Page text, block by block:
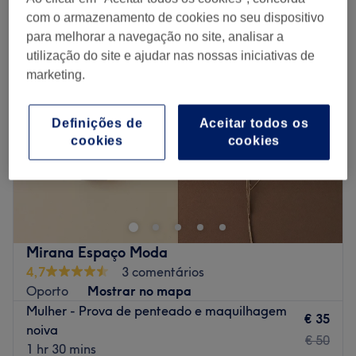
provas penteados cabelo casamento em Oporto
Mirana Espaço Moda
4,7
3 comentários
Oporto
Mostrar no mapa
Mulher - Prova de penteado e maquilhagem
noiva
1 hr 30 mins
€ 35
€ 50
com o armazenamento de cookies no seu dispositivo
para melhorar a navegação no site, analisar a
utilização do site e ajudar nas nossas iniciativas de
marketing.
Aceitar todos os
cookies
Definições de
cookies